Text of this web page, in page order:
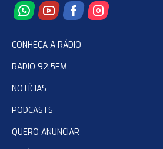
CONHEÇA A RÁDIO
RADIO 92.5FM
NOTÍCIAS
PODCASTS
QUERO ANUNCIAR